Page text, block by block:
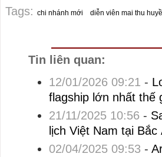
Tags: chi nhánh mới diễn viên mai thu
Tin liên quan:
12/01/2026 09:21 -
flagship lớn nhất thế
21/11/2025 10:56 -
lịch Việt Nam tại Bắc
02/04/2025 09:53 -